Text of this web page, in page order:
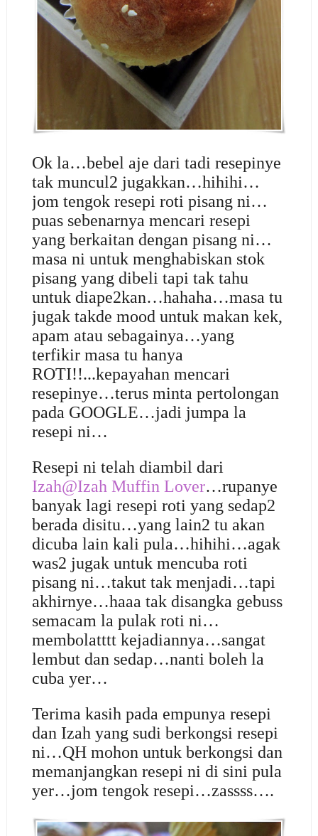
Ok la…bebel aje dari tadi resepinye
tak muncul2 jugakkan…hihihi…
jom tengok resepi roti pisang ni…
puas sebenarnya mencari resepi
yang berkaitan dengan pisang ni…
masa ni untuk menghabiskan stok
pisang yang dibeli tapi tak tahu
untuk diape2kan…hahaha…masa tu
jugak takde mood untuk makan kek,
apam atau sebagainya…yang
terfikir masa tu hanya
ROTI!!...kepayahan mencari
resepinye…terus minta pertolongan
pada GOOGLE…jadi jumpa la
resepi ni…
Resepi ni telah diambil dari
Izah@Izah Muffin Lover…rupanye
banyak lagi resepi roti yang sedap2
berada disitu…yang lain2 tu akan
dicuba lain kali pula…hihihi…agak
was2 jugak untuk mencuba roti
pisang ni…takut tak menjadi…tapi
akhirnye…haaa tak disangka gebuss
semacam la pulak roti ni…
membolatttt kejadiannya…sangat
lembut dan sedap…nanti boleh la
cuba yer…
Terima kasih pada empunya resepi
dan Izah yang sudi berkongsi resepi
ni…QH mohon untuk berkongsi dan
memanjangkan resepi ni di sini pula
yer…jom tengok resepi…zassss….